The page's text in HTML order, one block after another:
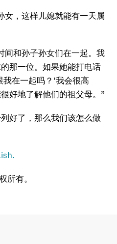
女，这样儿媳就能有一天属
间和孙子孙女们在一起。我
那一位。如果她能打电话
在一起吗？’我会很高
好地了解他们的祖父母。”
好了，那么我们该怎么做
所有。